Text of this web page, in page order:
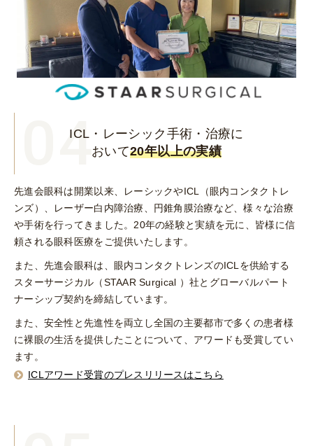
04
ICL・レーシック手術・治療に
おいて20年以上の実績
先進会眼科は開業以来、レーシックやICL（眼内コンタクトレ
ンズ）、レーザー白内障治療、円錐角膜治療など、様々な治療
や手術を行ってきました。20年の経験と実績を元に、皆様に信
頼される眼科医療をご提供いたします。
また、先進会眼科は、眼内コンタクトレンズのICLを供給する
スターサージカル（STAAR Surgical ）社とグローバルパート
ナーシップ契約を締結しています。
また、安全性と先進性を両立し全国の主要都市で多くの患者様
に裸眼の生活を提供したことについて、アワードも受賞してい
ます。
ICLアワード受賞のプレスリリースはこちら